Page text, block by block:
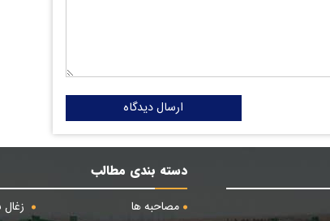
ارسال دیدگاه
دسته بندی مطالب
مصاحبه ها